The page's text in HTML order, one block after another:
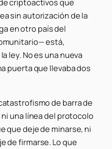
criptoactivos que
sin autorización de la
en otro país del
está,
ley. No es una nueva
puerta que llevaba dos
de barra de
una línea del protocolo
que deje de minarse, ni
de firmarse. Lo que